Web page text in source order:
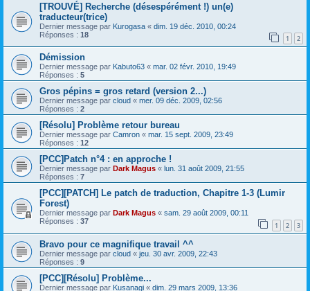
[TROUVÉ] Recherche (désespérément !) un(e)
traducteur(trice)
Dernier message par Kurogasa « dim. 19 déc. 2010, 00:24
Réponses : 18 1 2
Démission
Dernier message par Kabuto63 « mar. 02 févr. 2010, 19:49
Réponses : 5
Gros pépins = gros retard (version 2...)
Dernier message par cloud « mer. 09 déc. 2009, 02:56
Réponses : 2
[Résolu] Problème retour bureau
Dernier message par Camron « mar. 15 sept. 2009, 23:49
Réponses : 12
[PCC]Patch n°4 : en approche !
Dernier message par Dark Magus « lun. 31 août 2009, 21:55
Réponses : 7
[PCC][PATCH] Le patch de traduction, Chapitre 1-3 (Lumir
Forest)
Dernier message par Dark Magus « sam. 29 août 2009, 00:11
Réponses : 37 1 2 3
Bravo pour ce magnifique travail ^^
Dernier message par cloud « jeu. 30 avr. 2009, 22:43
Réponses : 9
[PCC][Résolu] Problème...
Dernier message par Kusanagi « dim. 29 mars 2009, 13:36